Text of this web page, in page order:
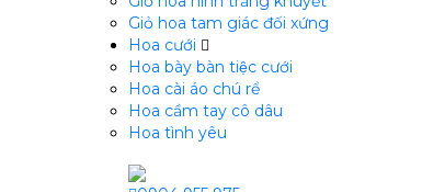
Giỏ hoa tam giác đối xứng
Hoa cưới
Hoa bày bàn tiệc cưới
Hoa cài áo chú rể
Hoa cầm tay cô dâu
Hoa tình yêu